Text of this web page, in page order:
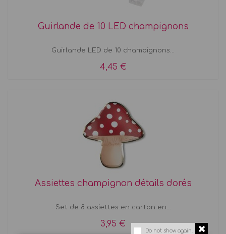
Do not show again.
Guirlande de 10 LED champignons
Guirlande LED de 10 champignons...
4,45 €
Assiettes champignon détails dorés
Set de 8 assiettes en carton en...
3,95 €